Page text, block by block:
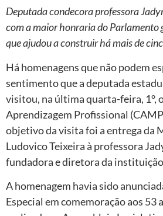
Deputada condecora professora
com a maior honraria do Parlamento
que ajudou a construir há mais de
Há homenagens que não podem
sentimento que a deputada
visitou, na última quarta-feira, 1°,
Aprendizagem Profissional
objetivo da visita foi a entrega da
Ludovico Teixeira à professora
fundadora e diretora da
A homenagem havia sido
Especial em comemoração aos 53